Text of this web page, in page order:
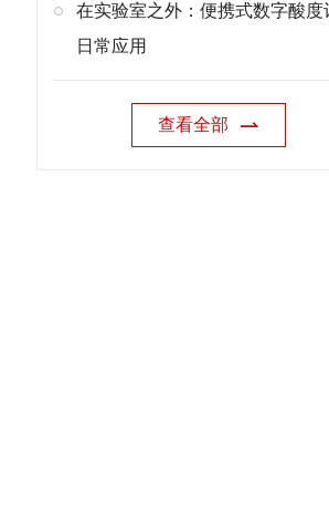
在实验室之外：便携式数字酸度
日常应用
查看全部